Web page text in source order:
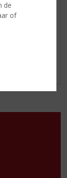
de
of